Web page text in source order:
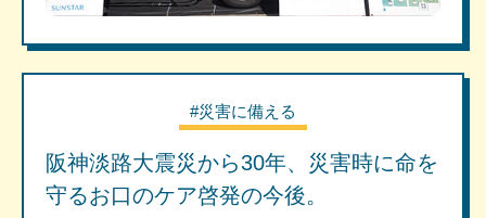
#災害に備える
阪神淡路大震災から30年、災害時に命を
守るお口のケア啓発の今後。